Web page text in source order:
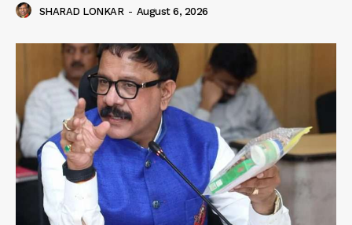
SHARAD LONKAR - August 6, 2026